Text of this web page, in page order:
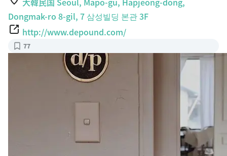
Dongmak-ro 8-gil, 7 삼성빌딩 본관 3F
http://www.depound.com/
77